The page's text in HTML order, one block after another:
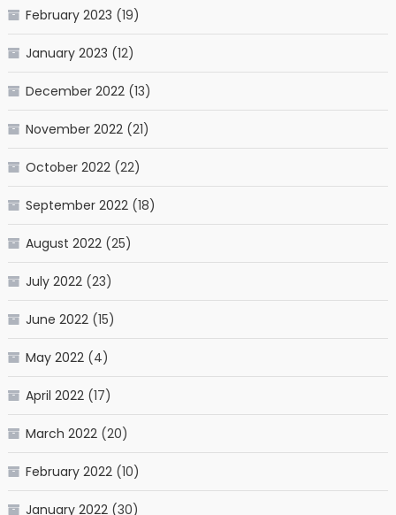
February 2023 (19)
January 2023 (12)
December 2022(13)
November 2022(21)
October 2022(22)
September 2022(18)
August 2022(25)
July 2022(23)
June 2022(15)
May 2022(4)
April 2022(17)
March 2022(20)
February 2022(10)
January 2022(30)